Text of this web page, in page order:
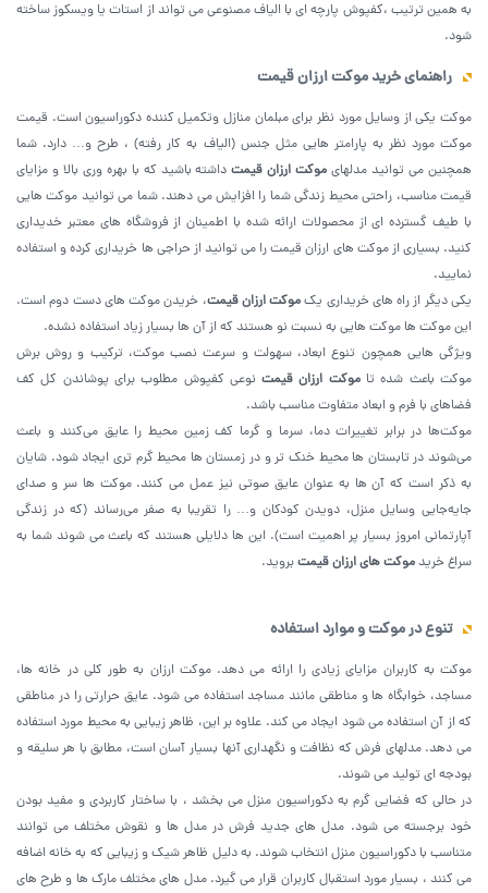
به همین ترتیب ،کفپوش پارچه ای با الیاف مصنوعی می تواند از استات یا ویسکوز ساخته
شود.
راهنمای خرید موکت ارزان قیمت
موکت یکی از وسایل مورد نظر برای مبلمان منازل وتکمیل کننده دکوراسیون است. قیمت
موکت مورد نظر به پارامتر هایی مثل جنس (الیاف به کار رفته) ، طرح و… دارد. شما
همچنین می توانید مدلهای موکت ارزان قیمت داشته باشید که با بهره وری بالا و مزایای
قیمت مناسب، راحتی محیط زندگی شما را افزایش می دهند. شما می توانید موکت هایی
با طیف گسترده ای از محصولات ارائه شده با اطمینان از فروشگاه های معتبر خدیداری
کنید. بسیاری از موکت های ارزان قیمت را می توانید از حراجی ها خریداری کرده و استفاده
نمایید.
یکی دیگر از راه های خریداری یکموکت ارزان قیمت، خریدن موکت های دست دوم است.
این موکت ها موکت هایی به نسبت نو هستند که از آن ها بسیار زیاد استفاده نشده.
ویژگی‌ هایی همچون تنوع ابعاد، سهولت و سرعت نصب موکت، ترکیب و روش برش
موکت باعث شده تاموکت ارزان قیمت نوعی کفپوش مطلوب برای پوشاندن کل کف
فضاهای با فرم و ابعاد متفاوت مناسب باشد.
موکت‌ها در برابر تغییرات دما، سرما و گرما کف زمین محیط را عایق می‌کنند و باعث
می‌شوند در تابستان ها محیط خنک تر و در زمستان ها محیط گرم ‌تری ایجاد شود. شایان
به ذکر است که آن ها به عنوان عایق صوتی نیز عمل می کنند. موکت ها سر و صدای
جایه‌جایی وسایل منزل، دویدن کودکان و… را تقریبا به صفر می‌رساند (که در زندگی
آپارتمانی امروز بسیار پر اهمیت است). این ها دلایلی هستند که باعث می شوند شما به
سراغ خریدموکت های ارزان قیمتبروید.
تنوع در موکت و موارد استفاده
موکت به کاربران مزایای زیادی را ارائه می دهد. موکت ارزان به طور کلی در خانه ها،
مساجد، خوابگاه ها و مناطقی مانند مساجد استفاده می شود. عایق حرارتی را در مناطقی
که از آن استفاده می شود ایجاد می کند. علاوه بر این، ظاهر زیبایی به محیط مورد استفاده
می دهد. مدلهای فرش که نظافت و نگهداری آنها بسیار آسان است، مطابق با هر سلیقه و
بودجه ای تولید می شوند.
در حالی که فضایی گرم به دکوراسیون منزل می بخشد ، با ساختار کاربردی و مفید بودن
خود برجسته می شود. مدل های جدید فرش در مدل ها و نقوش مختلف می توانند
متناسب با دکوراسیون منزل انتخاب شوند. به دلیل ظاهر شیک و زیبایی که به خانه اضافه
می کنند ، بسیار مورد استقبال کاربران قرار می گیرد. مدل های مختلف مارک ها و طرح های